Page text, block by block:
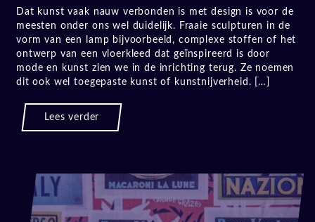
Dat kunst vaak nauw verbonden is met design is voor de
meesten onder ons wel duidelijk. Fraaie sculpturen in de
vorm van een lamp bijvoorbeeld, complexe stoffen of het
ontwerp van een vloerkleed dat geïnspireerd is door
mode en kunst zien we in de inrichting terug. Ze noemen
dit ook wel toegepaste kunst of kunstnijverheid. […]
Lees verder